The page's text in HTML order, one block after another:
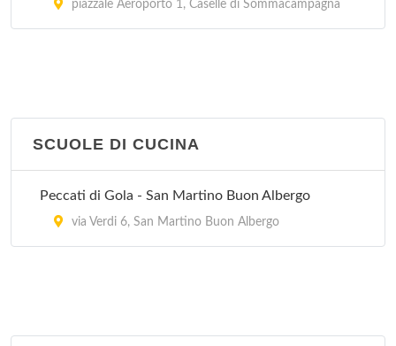
piazzale Aeroporto 1, Caselle di Sommacampagna
SCUOLE DI CUCINA
Peccati di Gola - San Martino Buon Albergo
via Verdi 6, San Martino Buon Albergo